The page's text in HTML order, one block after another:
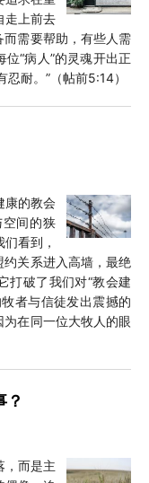
走上前去
需要帮助，有些人需
“病人”的灵魂开出正
耐。”（帖前5:14）
康的教会
间的狭
看到，
关系进入高墙，最绝
打破了我们对“教会建
者与信徒发出震撼的
在同一位大牧人的眼
？
，而是主